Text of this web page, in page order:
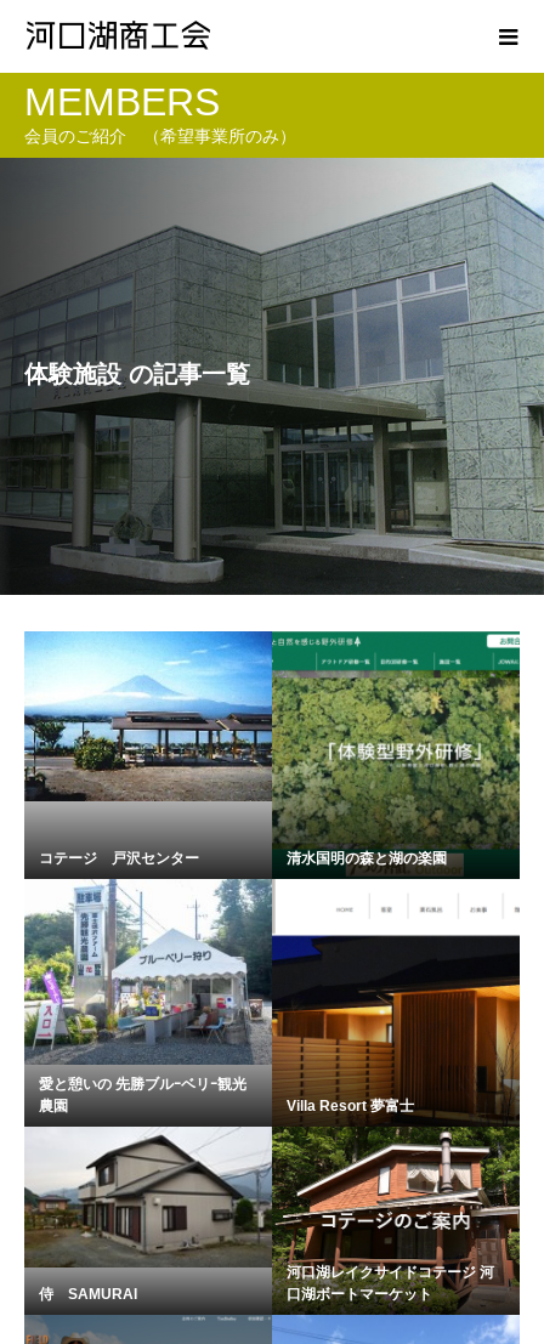
MEMBERS
会員のご紹介 （希望事業所のみ）
体験施設 の記事一覧
コテージ 戸沢センター 清水国明の森と湖の楽園
愛と憩いの 先勝ブルｰベリｰ観光
農園
Villa Resort 夢富士
侍 SAMURAI
河口湖レイクサイドコテージ 河
口湖ボートマーケット